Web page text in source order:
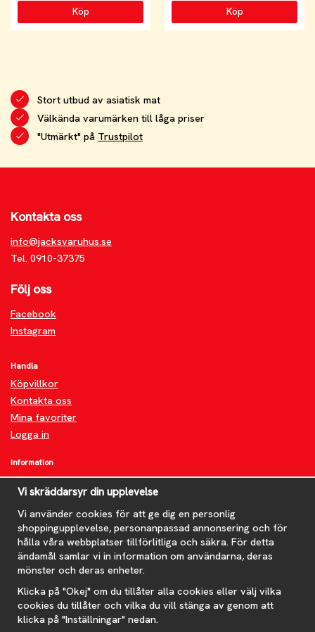
Köp Köp
Stort utbud av asiatisk mat
Välkända varumärken till låga priser
"Utmärkt" på Trustpilot
Kontakta oss
info@jacksvaruhus.se
Tel. 0910-37375
Följ oss
Facebook
Instagram
Handla
Köpvillkor
Kontakta oss
Mina favoriter
Logga in
Information
Om oss
FAQ
Nyheter
Nyhetsbrev
Om cookies
Prenumerera på nyhetsbrevet för våra bästa erbjudanden och
nyheter!
E-
postadress
Vi skräddarsyr din upplevelse
Vi använder cookies för att ge dig en personlig
shoppingupplevelse, personanpassad annonsering och för
hålla våra webbplatser tillförlitliga och säkra. För detta
ändamål samlar vi in information om användarna, deras
mönster och deras enheter.
Klicka på "Okej" om du tillåter alla cookies eller välj vilka
cookies du tillåter och vilka du vill stänga av genom att
klicka på "Inställningar" nedan.